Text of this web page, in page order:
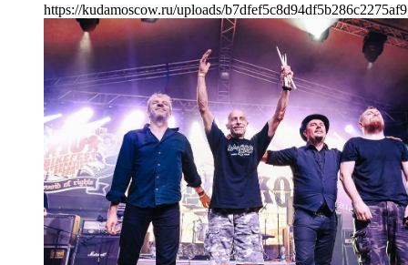
https://kudamoscow.ru/uploads/